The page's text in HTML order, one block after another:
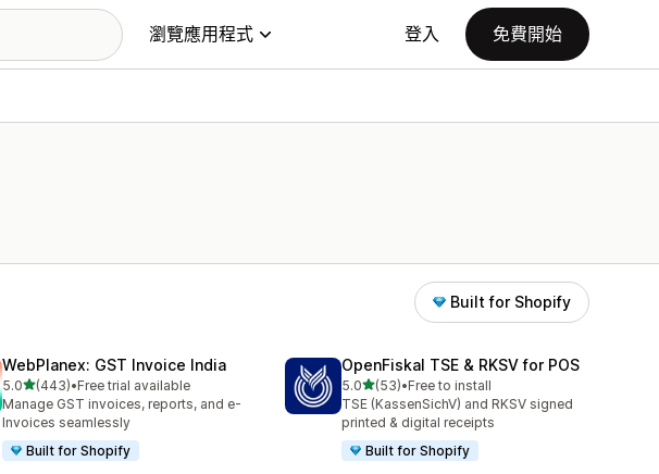
瀏覽應用程式 登入 免費開始
Built for Shopify
WebPlanex: GST Invoice India
5.0滿分 5 顆星
(443)
共有 443 則評價
•Free trial available
Manage GST invoices, reports, and e-
Invoices seamlessly
Built for Shopify
OpenFiskal TSE & RKSV for POS
5.0滿分 5 顆星
(53)
共有 53 則評價
•Free to install
TSE (KassenSichV) and RKSV signed
printed & digital receipts
Built for Shopify